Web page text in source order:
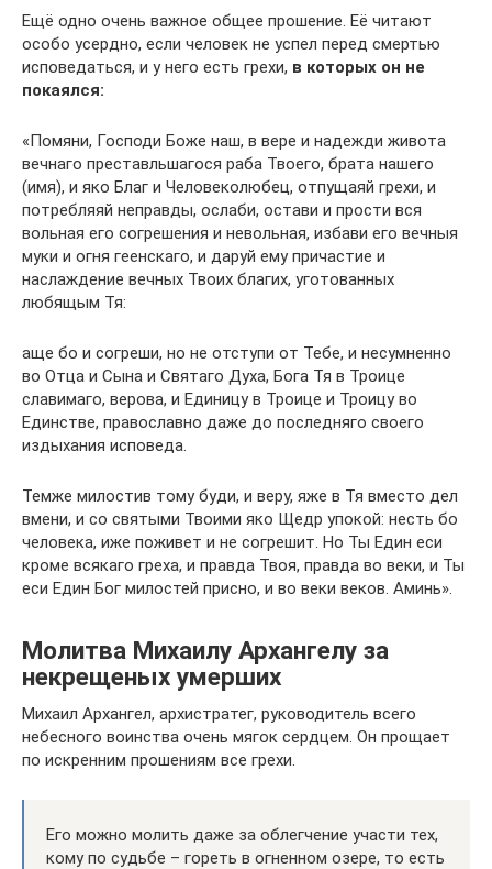
Ещё одно очень важное общее прошение. Её читают
особо усердно, если человек не успел перед смертью
исповедаться, и у него есть грехи, в которых он не
покаялся:
«Помяни, Господи Боже наш, в вере и надежди живота
вечнаго преставльшагося раба Твоего, брата нашего
(имя), и яко Благ и Человеколюбец, отпущаяй грехи, и
потребляяй неправды, ослаби, остави и прости вся
вольная его согрешения и невольная, избави его вечныя
муки и огня геенскаго, и даруй ему причастие и
наслаждение вечных Твоих благих, уготованных
любящым Тя:
аще бо и согреши, но не отступи от Тебе, и несумненно
во Отца и Сына и Святаго Духа, Бога Тя в Троице
славимаго, верова, и Единицу в Троице и Троицу во
Единстве, православно даже до последняго своего
издыхания исповеда.
Темже милостив тому буди, и веру, яже в Тя вместо дел
вмени, и со святыми Твоими яко Щедр упокой: несть бо
человека, иже поживет и не согрешит. Но Ты Един еси
кроме всякаго греха, и правда Твоя, правда во веки, и Ты
еси Един Бог милостей присно, и во веки веков. Аминь».
Молитва Михаилу Архангелу за
некрещеных умерших
Михаил Архангел, архистратег, руководитель всего
небесного воинства очень мягок сердцем. Он прощает
по искренним прошениям все грехи.
Его можно молить даже за облегчение участи тех,
кому по судьбе – гореть в огненном озере, то есть